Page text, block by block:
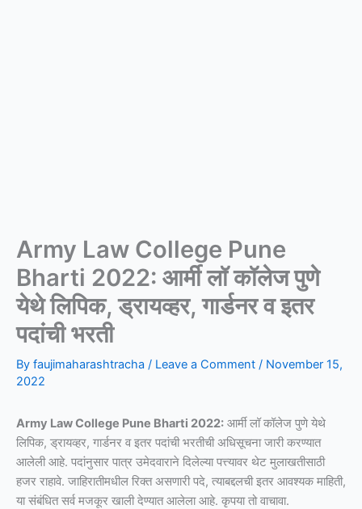
Army Law College Pune
Bharti 2022: आर्मी लॉ कॉलेज पुणे
येथे लिपिक, ड्रायव्हर, गार्डनर व इतर
पदांची भरती
By faujimaharashtracha / Leave a Comment / November 15,
2022
Army Law College Pune Bharti 2022: आर्मी लॉ कॉलेज पुणे येथे
लिपिक, ड्रायव्हर, गार्डनर व इतर पदांची भरतीची अधिसूचना जारी करण्यात
आलेली आहे. पदांनुसार पात्र उमेदवाराने दिलेल्या पत्त्यावर थेट मुलाखतीसाठी
हजर राहावे. जाहिरातीमधील रिक्त असणारी पदे, त्याबद्दलची इतर आवश्यक माहिती,
या संबंधित सर्व मजकूर खाली देण्यात आलेला आहे. कृपया तो वाचावा.